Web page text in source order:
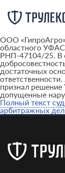
ООО
областного
РНП-47104/25. В
достаточных
признал
допущенные
Полный текст
арбитражных дел